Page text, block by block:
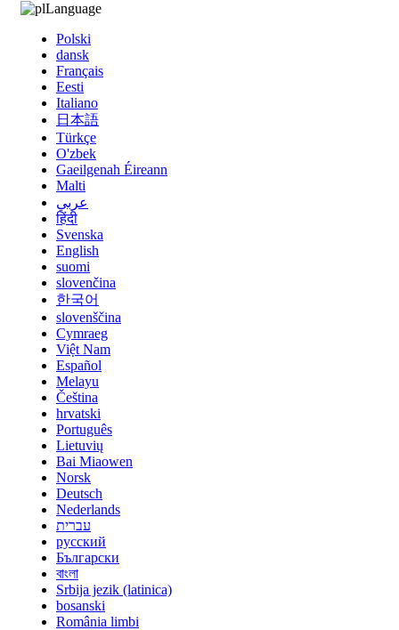
Language
Polski
dansk
Français
Eesti
Italiano
日本語
Türkçe
O'zbek
Gaeilgenah Éireann
Malti
عربي
हिंदी
Svenska
English
suomi
slovenčina
한국어
slovenščina
Cymraeg
Việt Nam
Español
Melayu
Čeština
hrvatski
Português
Lietuvių
Bai Miaowen
Norsk
Deutsch
Nederlands
עברית
русский
Български
বাংলা
Srbija jezik (latinica)
bosanski
România limbi